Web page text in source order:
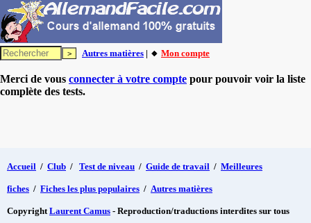
Autres matières | 🔸 Mon compte
Merci de vous connecter à votre compte pour pouvoir voir la liste
complète des tests.
Accueil / Club / Test de niveau / Guide de travail / Meilleures
fiches / Fiches les plus populaires / Autres matières
CopyrightLaurent Camus - Reproduction/traductions interdites sur tous